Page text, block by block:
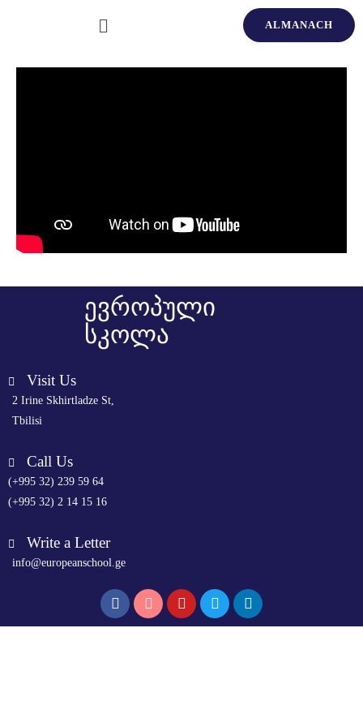
ALMANACH
ევროპული
სკოლა
Visit Us
2 Irine Skhirtladze St,
Tbilisi
Call Us
(+995 32) 239 59 64
(+995 32) 2 14 15 16
Write a Letter
info@europeanschool.ge